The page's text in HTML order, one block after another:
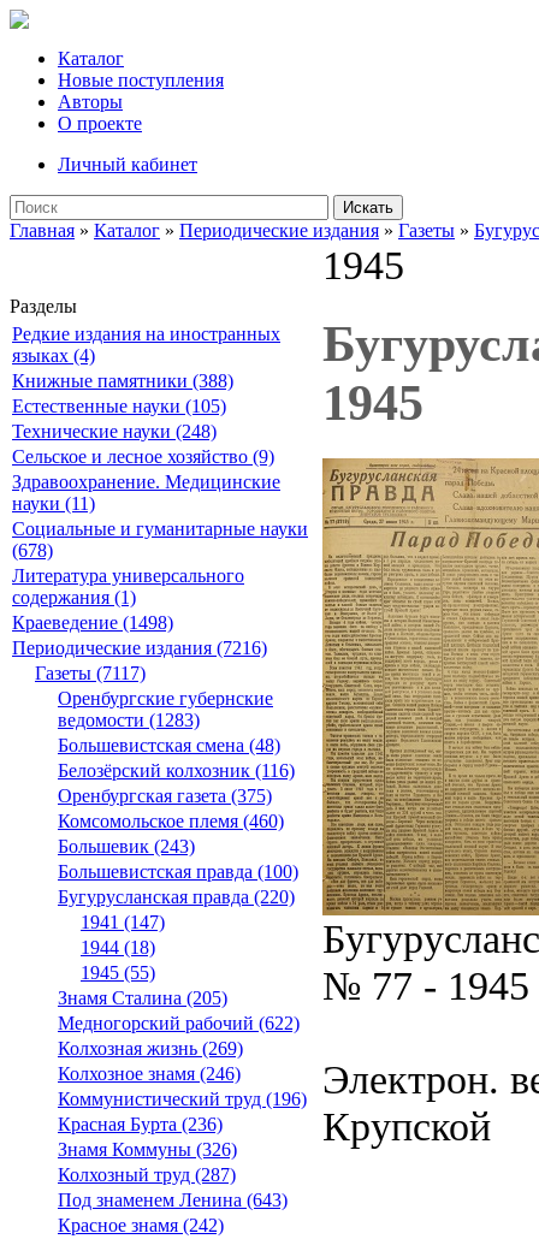
Каталог
Новые поступления
Авторы
О проекте
Личный кабинет
Искать
Главная » Каталог » Периодические издания » Газеты »
Разделы
Редкие издания на иностранных
языках (4)
Книжные памятники (388)
Естественные науки (105)
Технические науки (248)
Сельское и лесное хозяйство (9)
Здравоохранение. Медицинские
науки (11)
Социальные и гуманитарные науки
(678)
Литература универсального
содержания (1)
Краеведение (1498)
Периодические издания (7216)
Газеты (7117)
Оренбургские губернские
ведомости (1283)
Большевистская смена (48)
Белозёрский колхозник (116)
Оренбургская газета (375)
Комсомольское племя (460)
Большевик (243)
Большевистская правда (100)
Бугурусланская правда (220)
1941 (147)
1944 (18)
1945 (55)
Знамя Сталина (205)
Медногорский рабочий (622)
Колхозная жизнь (269)
Колхозное знамя (246)
Коммунистический труд (196)
Красная Бурта (236)
Знамя Коммуны (326)
Колхозный труд (287)
Под знаменем Ленина (643)
Красное знамя (242)
1945
1945
№ 77 - 1945
Электрон.
Крупской